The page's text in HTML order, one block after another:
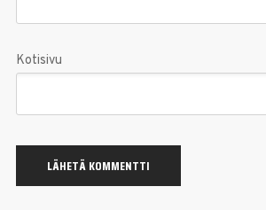
Kotisivu